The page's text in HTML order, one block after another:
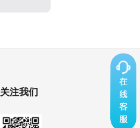
关注我们